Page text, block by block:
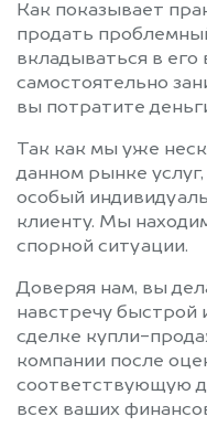
Как показывает
продать
вкладываться в его
самостоятельно
вы потратите
Так как мы уже
данном рынке
особый
клиенту. Мы
спорной ситуации.
Доверяя нам, вы
навстречу быстрой
сделке купли-
компании после
соответствующую
всех ваших